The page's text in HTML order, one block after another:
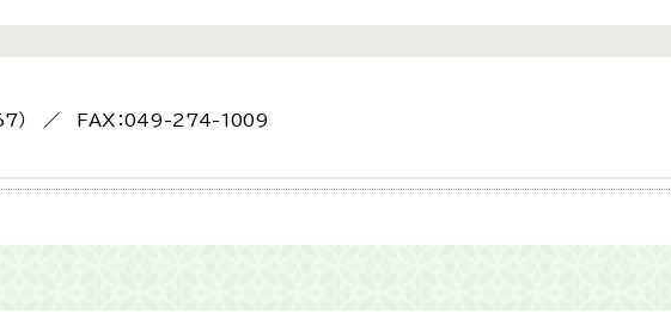
） ／ FAX：049-274-1009